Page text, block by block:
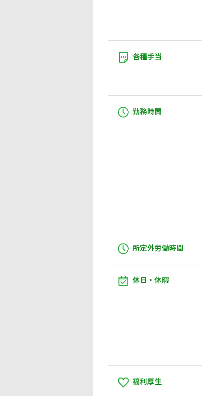
各種手当
勤務時間
所定外労働時間
休日・休暇
福利厚生